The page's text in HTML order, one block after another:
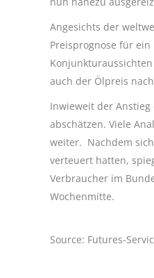
Angesichts der
Preisprognose für
auch der Ölpreis
Inwieweit der
abschätzen. Viele
weiter. Nachdem
verteuert hatten,
Verbraucher im
Wochenmitte.
Source: Futures-